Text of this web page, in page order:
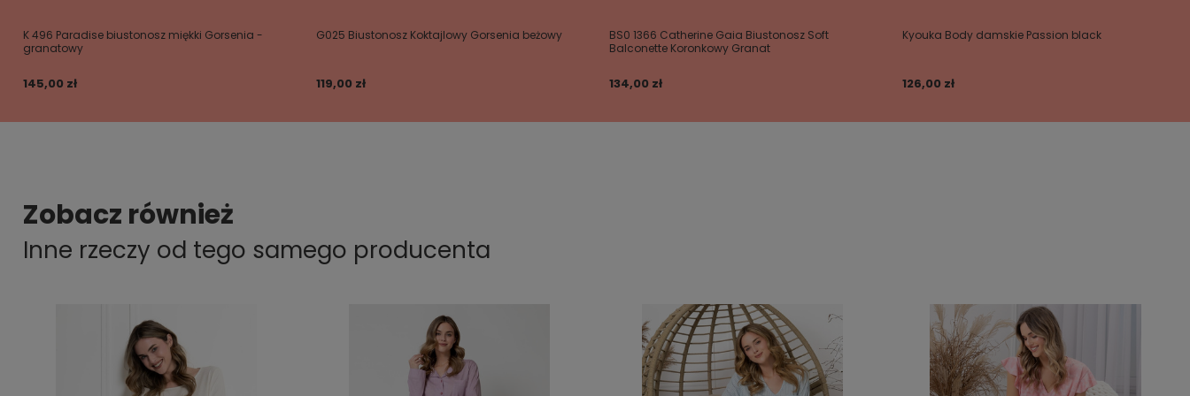
K 496 Paradise biustonosz miękki Gorsenia -
granatowy
145,00 zł
G025 Biustonosz Koktajlowy Gorsenia beżowy
119,00 zł
BS0 1366 Catherine Gaia Biustonosz Soft
Balconette Koronkowy Granat
134,00 zł
Kyouka Body damskie Passion black
126,00 zł
Zobacz również
Inne rzeczy od tego samego producenta